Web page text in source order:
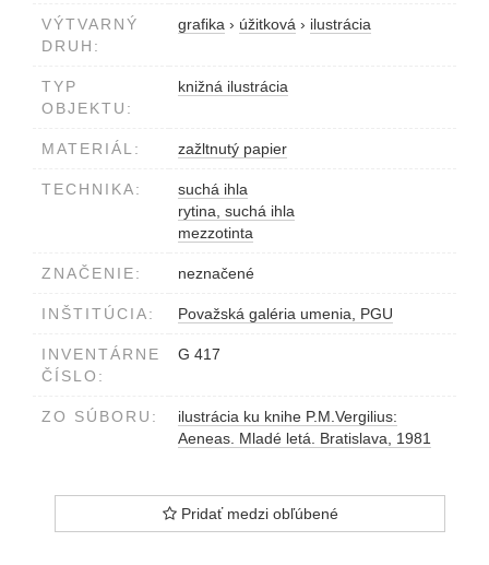
VÝTVARNÝ
DRUH:
grafika › úžitková › ilustrácia
TYP
OBJEKTU:
knižná ilustrácia
MATERIÁL: zažltnutý papier
TECHNIKA:
suchá ihla
rytina, suchá ihla
mezzotinta
ZNAČENIE: neznačené
INŠTITÚCIA: Považská galéria umenia, PGU
INVENTÁRNE
ČÍSLO:
G 417
ZO SÚBORU:
ilustrácia ku knihe P.M.Vergilius:
Aeneas. Mladé letá. Bratislava, 1981
Pridať medzi obľúbené